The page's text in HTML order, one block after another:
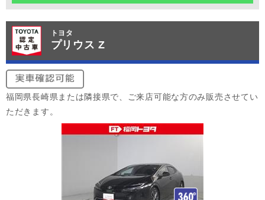
トヨタ
プリウス Z
福岡県長崎県または隣接県で、ご来店可能な方のみ販売させてい
ただきます。